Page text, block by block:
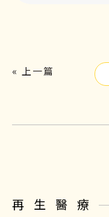
« 上一篇
再生醫療